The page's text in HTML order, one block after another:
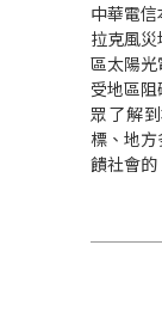
中華電
拉克風
區太陽
受地區
眾了解
標、地
饋社會的